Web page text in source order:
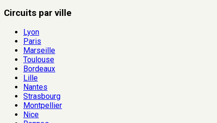
Circuits par ville
Lyon
Paris
Marseille
Toulouse
Bordeaux
Lille
Nantes
Strasbourg
Montpellier
Nice